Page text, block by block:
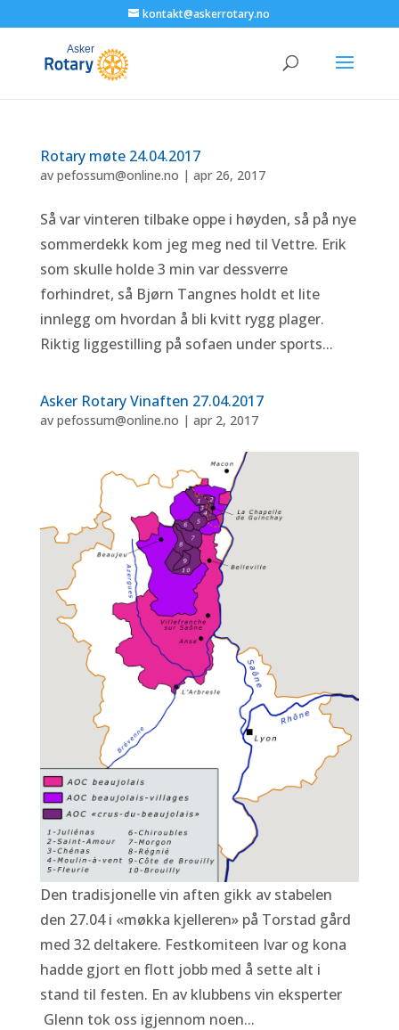
kontakt@askerrotary.no
Rotary møte 24.04.2017
av pefossum@online.no | apr 26, 2017
Så var vinteren tilbake oppe i høyden, så på nye
sommerdekk kom jeg meg ned til Vettre. Erik
som skulle holde 3 min var dessverre
forhindret, så Bjørn Tangnes holdt et lite
innlegg om hvordan å bli kvitt rygg plager.
Riktig liggestilling på sofaen under sports...
Asker Rotary Vinaften 27.04.2017
av pefossum@online.no | apr 2, 2017
Den tradisjonelle vin aften gikk av stabelen
den 27.04 i «møkka kjelleren» på Torstad gård
med 32 deltakere. Festkomiteen Ivar og kona
hadde gjort en flott jobb med å sette alt i
stand til festen. En av klubbens vin eksperter
Glenn tok oss igjennom noen...